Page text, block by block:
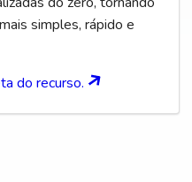
simples, rápido e
do recurso.